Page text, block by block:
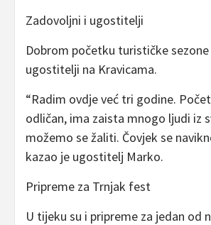
Zadovoljni i ugostitelji
Dobrom početku turističke sezone
ugostitelji na Kravicama.
“Radim ovdje već tri godine.
odličan, ima zaista mnogo ljudi iz
možemo se žaliti. Čovjek se
kazao je ugostitelj Marko.
Pripreme za Trnjak fest
U tijeku su i pripreme za jedan od